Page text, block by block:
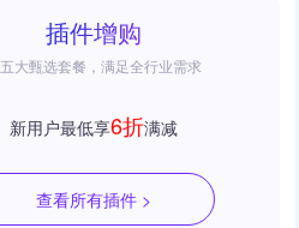
插件增购
大甄选套餐，满足全行业需求
新用户最低享6折满减
查看所有插件 >